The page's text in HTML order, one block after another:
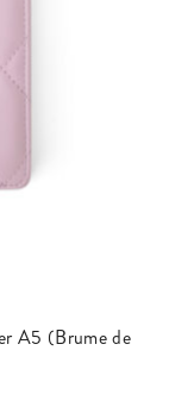
A5 (Brume de